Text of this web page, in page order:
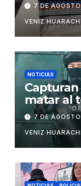
7 DE
VENIZ
NOTICIAS
matar al
San
7 DE
VENIZ HUARACHI